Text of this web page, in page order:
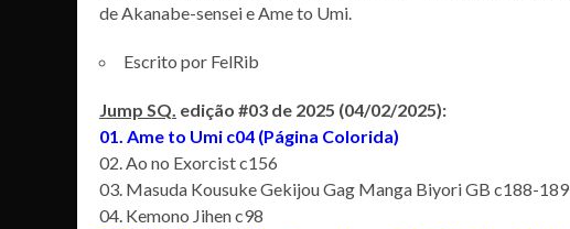
de Akanabe-sensei e Ame to Umi.
Escrito por FelRib
Jump SQ. edição #03 de 2025 (04/02/2025):
01. Ame to Umi c04 (Página Colorida)
02. Ao no Exorcist c156
03. Masuda Kousuke Gekijou Gag Manga Biyori GB c188-189
04. Kemono Jihen c98